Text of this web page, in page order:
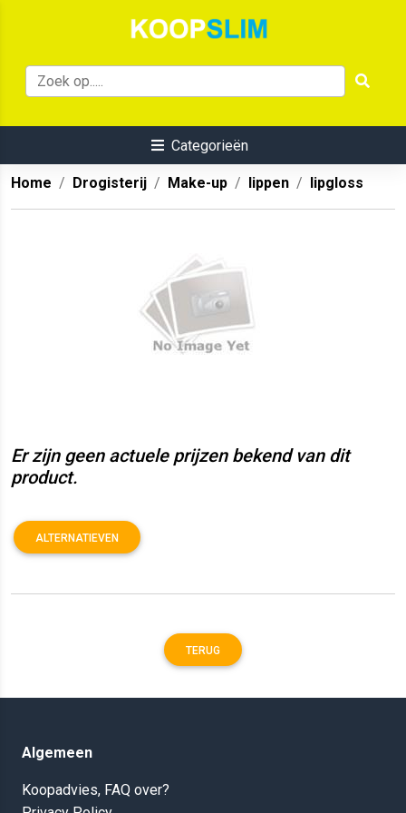
Categorieën
Home Drogisterij Make-up lippen lipgloss
Er zijn geen actuele prijzen bekend van dit
product.
ALTERNATIEVEN
TERUG
Algemeen
Koopadvies, FAQ over?